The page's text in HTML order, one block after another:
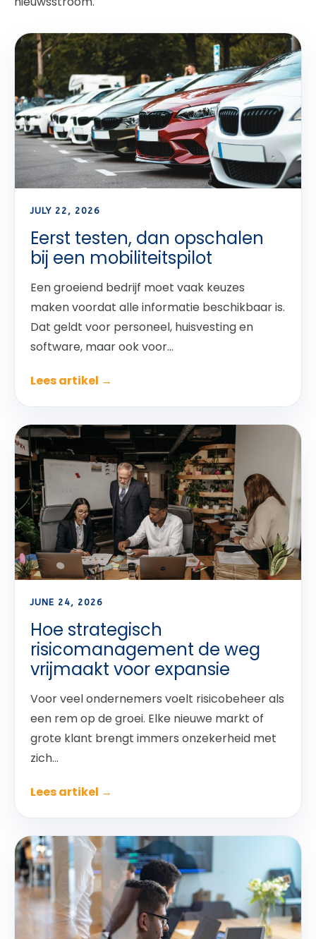
JULY 22, 2026
Eerst testen, dan opschalen
bij een mobiliteitspilot
Een groeiend bedrijf moet vaak keuzes
maken voordat alle informatie beschikbaar is.
Dat geldt voor personeel, huisvesting en
software, maar ook voor...
Lees artikel →
JUNE 24, 2026
Hoe strategisch
risicomanagement de weg
vrijmaakt voor expansie
Voor veel ondernemers voelt risicobeheer als
een rem op de groei. Elke nieuwe markt of
grote klant brengt immers onzekerheid met
zich...
Lees artikel →